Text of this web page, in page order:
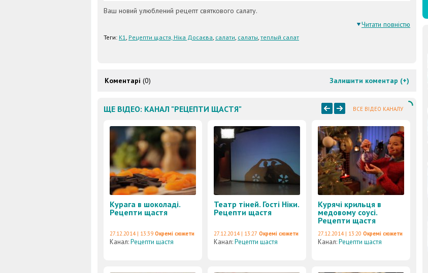
Ваш новий улюблений рецепт святкового салату.
Читати повністю
Теги: К1, Рецепти щастя, Ніка Досаєва, салати, салаты, теплый салат
Залишити коментар (+)
Коментарі (0)
ВСЕ ВІДЕО КАНАЛУ
ЩЕ ВІДЕО: КАНАЛ "РЕЦЕПТИ ЩАСТЯ"
Курага в шоколаді.
Рецепти щастя
27.12.2014 | 13:39 Окремі сюжети
Канал:Рецепти щастя
Театр тіней. Гості Ніки.
Рецепти щастя
27.12.2014 | 13:27 Окремі сюжети
Канал:Рецепти щастя
Курячі крильця в
медовому соусі.
Рецепти щастя
27.12.2014 | 13:20 Окремі сюжети
Канал:Рецепти щастя